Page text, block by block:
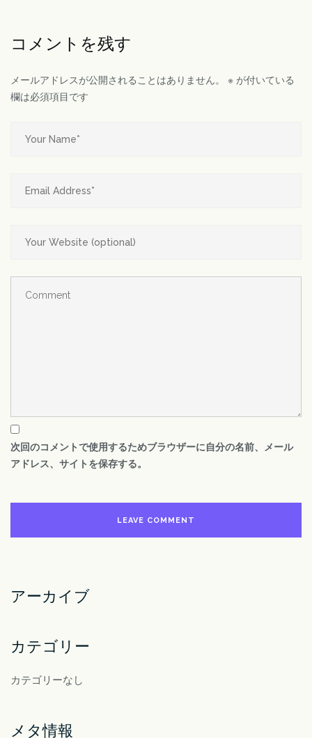
コメントを残す
メールアドレスが公開されることはありません。 ※ が付いている
欄は必須項目です
次回のコメントで使用するためブラウザーに自分の名前、メール
アドレス、サイトを保存する。
アーカイブ
カテゴリー
カテゴリーなし
メタ情報